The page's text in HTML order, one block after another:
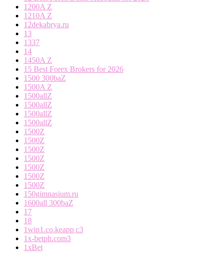
1200A Z
1210A Z
12dekabrya.ru
13
1337
14
1450A Z
15 Best Forex Brokers for 2026
1500 300baZ
1500A Z
1500allZ
1500allZ
1500allZ
1500allZ
1500Z
1500Z
1500Z
1500Z
1500Z
1500Z
1500Z
150gimnasium.ru
1600all 300baZ
17
18
1win1.co.keapp c3
1x-betph.com3
1xBet